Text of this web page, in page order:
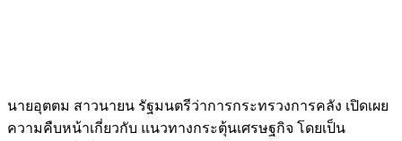
นายอุตตม สาวนายน รัฐมนตรีว่าการกระทรวงการคลัง เปิดเผย
ความคืบหน้าเกี่ยวกับ แนวทางกระตุ้นเศรษฐกิจ โดยเป็น